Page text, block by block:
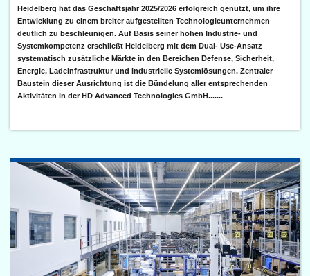
Heidelberg hat das Geschäftsjahr 2025/2026 erfolgreich genutzt, um ihre
Entwicklung zu einem breiter aufgestellten Technologieunternehmen
deutlich zu beschleunigen. Auf Basis seiner hohen Industrie- und
Systemkompetenz erschließt Heidelberg mit dem Dual- Use-Ansatz
systematisch zusätzliche Märkte in den Bereichen Defense, Sicherheit,
Energie, Ladeinfrastruktur und industrielle Systemlösungen. Zentraler
Baustein dieser Ausrichtung ist die Bündelung aller entsprechenden
Aktivitäten in der HD Advanced Technologies GmbH.......